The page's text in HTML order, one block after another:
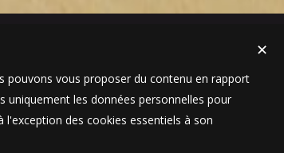
✕
pouvons vous proposer du contenu en rapport
les données personnelles pour
des cookies essentiels à son